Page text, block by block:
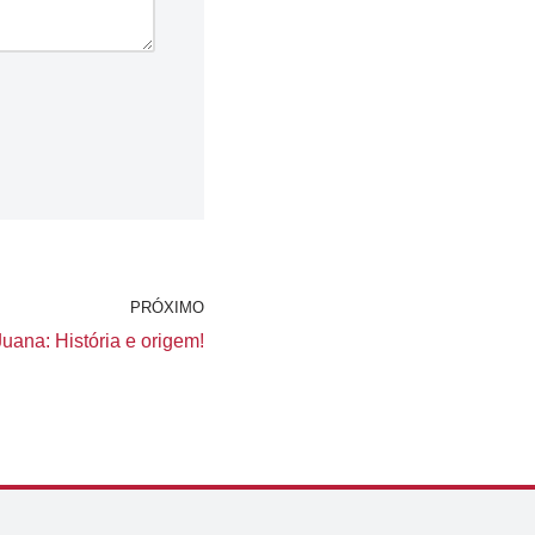
PRÓXIMO
História e origem!